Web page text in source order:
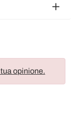
opinione.